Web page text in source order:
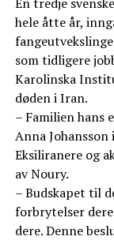
En tredje
hele åtte år,
som tidligere
Karolinska
døden i Iran.
– Familien
Anna Johansson
Eksiliranere og
av Noury.
– Budskapet til
forbrytelser
dere. Denne